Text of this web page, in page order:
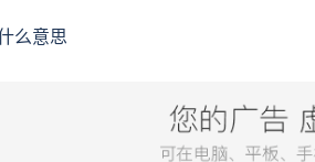
么意思